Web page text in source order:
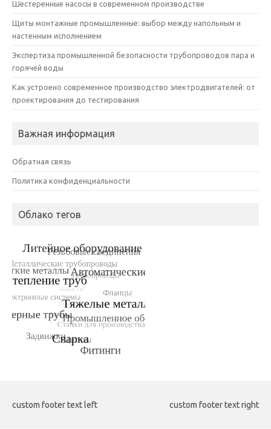
Шестеренные насосы в современном производстве
Щиты монтажные промышленные: выбор между напольным и
настенным исполнением
Экспертиза промышленной безопасности трубопроводов пара и
горячей воды
Как устроено современное производство электродвигателей: от
проектирования до тестирования
Важная информация
Обратная связь
Политика конфиденциальности
Облако тегов
custom footer text left custom footer text right